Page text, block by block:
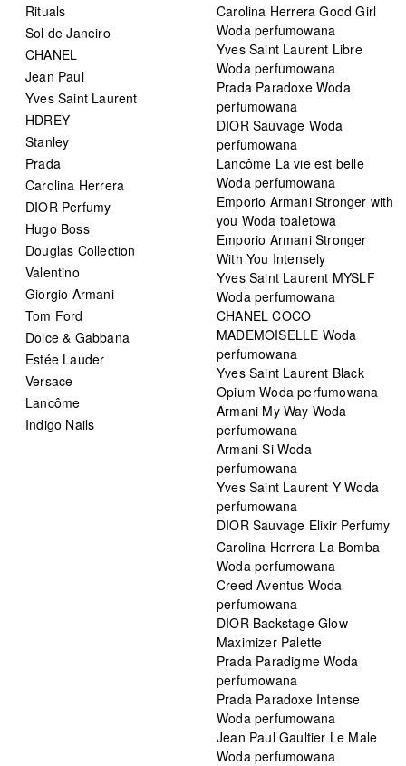
Rituals
Sol de Janeiro
CHANEL
Jean Paul
Yves Saint Laurent
HDREY
Stanley
Prada
Carolina Herrera
DIOR Perfumy
Hugo Boss
Douglas Collection
Valentino
Giorgio Armani
Tom Ford
Dolce & Gabbana
Estée Lauder
Versace
Lancôme
Indigo Nails
Carolina Herrera Good Girl
Woda perfumowana
Yves Saint Laurent Libre
Woda perfumowana
Prada Paradoxe Woda
perfumowana
DIOR Sauvage Woda
perfumowana
Lancôme La vie est belle
Woda perfumowana
Emporio Armani Stronger with
you Woda toaletowa
Emporio Armani Stronger
With You Intensely
Yves Saint Laurent MYSLF
Woda perfumowana
CHANEL COCO
MADEMOISELLE Woda
perfumowana
Yves Saint Laurent Black
Opium Woda perfumowana
Armani My Way Woda
perfumowana
Armani Si Woda
perfumowana
Yves Saint Laurent Y Woda
perfumowana
DIOR Sauvage Elixir Perfumy
Carolina Herrera La Bomba
Woda perfumowana
Creed Aventus Woda
perfumowana
DIOR Backstage Glow
Maximizer Palette
Prada Paradigme Woda
perfumowana
Prada Paradoxe Intense
Woda perfumowana
Jean Paul Gaultier Le Male
Woda perfumowana